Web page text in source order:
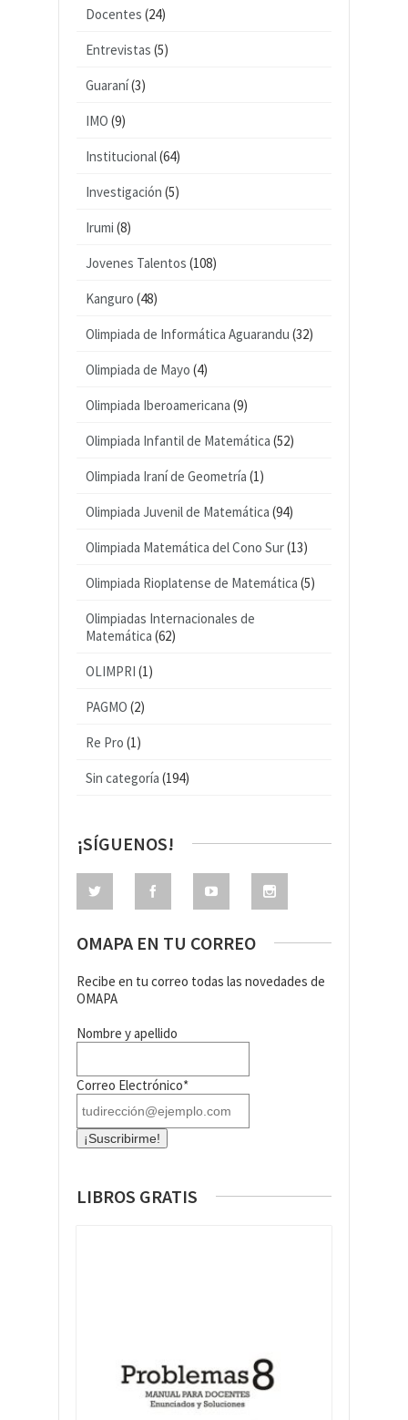
Docentes (24)
Entrevistas (5)
Guaraní(3)
IMO (9)
Institucional(64)
Investigación (5)
Irumi (8)
Jovenes Talentos (108)
Kanguro (48)
Olimpiada de Informática Aguarandu (32)
Olimpiada de Mayo (4)
Olimpiada Iberoamericana (9)
Olimpiada Infantil de Matemática (52)
Olimpiada Iraní de Geometría (1)
Olimpiada Juvenil de Matemática (94)
Olimpiada Matemática del Cono Sur(13)
Olimpiada Rioplatense de Matemática (5)
Olimpiadas Internacionales de
Matemática (62)
OLIMPRI (1)
PAGMO (2)
Re Pro (1)
Sin categoría (194)
¡SÍGUENOS!
OMAPA EN TU CORREO
Recibe en tu correo todas las novedades de
OMAPA
Nombre y apellido
Correo Electrónico*
LIBROS GRATIS